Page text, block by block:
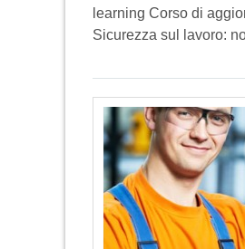
learning Corso di
Sicurezza sul lavoro: